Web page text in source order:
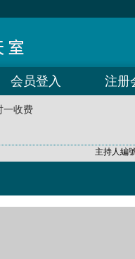
会员登入 注册
一收费
主持人編